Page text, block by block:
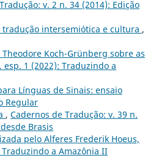
v. 2 n. 34 (2014): Edição
tradução intersemiótica e cultura ,
Koch-Grünberg sobre as
1 (2022): Traduzindo a
Línguas de Sinais: ensaio
Regular
, Cadernos de Tradução: v. 39 n.
Brasis
pelo Alferes Frederik Hoeus,
a Amazônia II